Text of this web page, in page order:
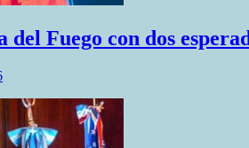
Fuego con dos